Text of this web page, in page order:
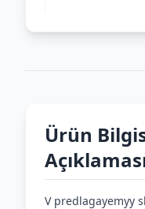
Ürün
V predlagayemyy